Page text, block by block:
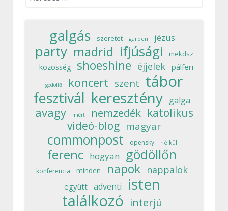
galgás szeretet garden jézus
party madrid ifjúsági mekdsz
közösség shoeshine éjjelek pálferi
gödöllő koncert szent tábor
fesztivál keresztény galga
avagy miért nemzedék katolikus
videó-blog magyar
commonpost opensky nélkül
ferenc hogyan gödöllőn
konferencia minden napok nappalok
együtt adventi isten
találkozó interjú